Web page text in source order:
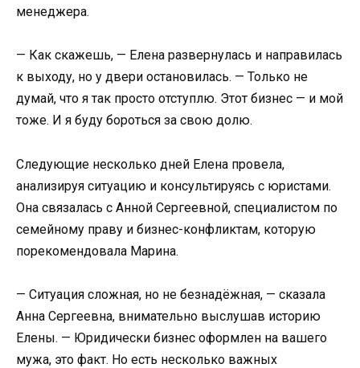
менеджера.
— Как скажешь, — Елена развернулась и направилась
к выходу, но у двери остановилась. — Только не
думай, что я так просто отступлю. Этот бизнес — и мой
тоже. И я буду бороться за свою долю.
Следующие несколько дней Елена провела,
анализируя ситуацию и консультируясь с юристами.
Она связалась с Анной Сергеевной, специалистом по
семейному праву и бизнес-конфликтам, которую
порекомендовала Марина.
— Ситуация сложная, но не безнадёжная, — сказала
Анна Сергеевна, внимательно выслушав историю
Елены. — Юридически бизнес оформлен на вашего
мужа, это факт. Но есть несколько важных